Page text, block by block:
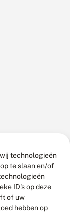
technologieën
te slaan en/of
ID's op deze
of uw
hebben op